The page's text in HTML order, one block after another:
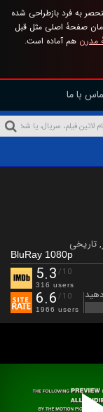
به فرد بازطراحی شده
صفحهٔ اصلی مثل قبل
مدرن هم آماده است.
با ما
,تاریخی
BluRay 1080p
5.3 /10
316 users
6.6 /10
1966 users